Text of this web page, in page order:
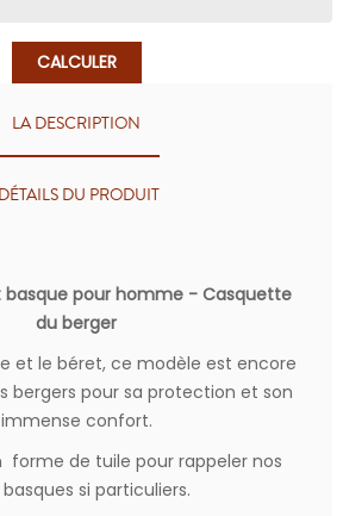
CALCULER
LA DESCRIPTION
DÉTAILS DU PRODUIT
pour homme - Casquette
du berger
et le béret, ce modèle est encore
bergers pour sa protection et son
immense confort.
forme de tuile pour rappeler nos
si particuliers.